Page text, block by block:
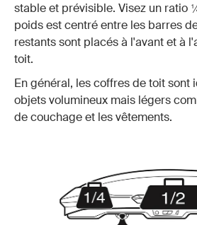
stable et prévisible. Visez un ratio
poids est centré entre les barres
restants sont placés à l'avant et à
toit.
En général, les coffres de toit sont
objets volumineux mais légers
de couchage et les vêtements.